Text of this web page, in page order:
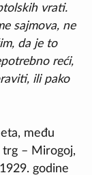
vrati.
sajmova, ne
da je to
reći,
ili pako
među
trg – Mirogoj,
godine